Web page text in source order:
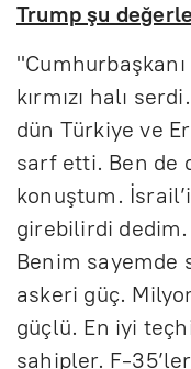
Trump şu
"Cumhurbaşkanı
kırmızı halı
dün Türkiye ve
sarf etti. Ben de
konuştum.
girebilirdi dedim.
Benim sayemde
askeri güç.
güçlü. En iyi
sahipler. F-